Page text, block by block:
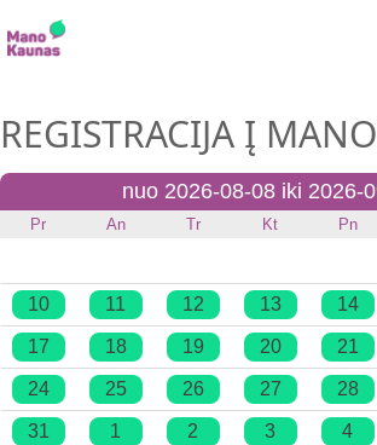
REGISTRACIJA Į
nuo 2026-08-08 iki 2026-
Pr An Tr Kt Pn
10 11 12 13 14
17 18 19 20 21
24 25 26 27 28
31 1 2 3 4